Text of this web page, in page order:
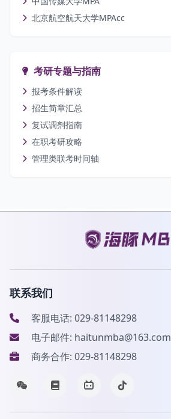
北京航空航天大学MPAcc
考研专题与指南
报考条件解读
招生简章汇总
复试调剂指南
在职考研攻略
管理类联考时间轴
联系我们
客服电话: 029-81148298
电子邮件: haitunmba@163.com
商务合作: 029-81148298